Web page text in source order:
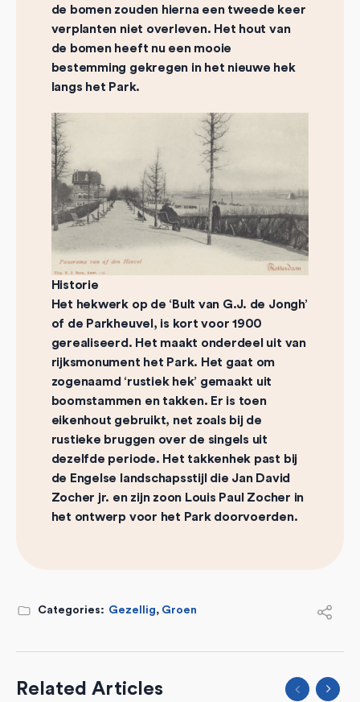
de bomen zouden hierna een tweede keer
verplanten niet overleven. Het hout van
de bomen heeft nu een mooie
bestemming gekregen in het nieuwe hek
langs het Park.
Historie
Het hekwerk op de ‘Bult van G.J. de Jongh’
of de Parkheuvel, is kort voor 1900
gerealiseerd. Het maakt onderdeel uit van
rijksmonument het Park. Het gaat om
zogenaamd ‘rustiek hek’ gemaakt uit
boomstammen en takken. Er is toen
eikenhout gebruikt, net zoals bij de
rustieke bruggen over de singels uit
dezelfde periode. Het takkenhek past bij
de Engelse landschapsstijl die Jan David
Zocher jr. en zijn zoon Louis Paul Zocher in
het ontwerp voor het Park doorvoerden.
Categories: Gezellig, Groen
Related Articles